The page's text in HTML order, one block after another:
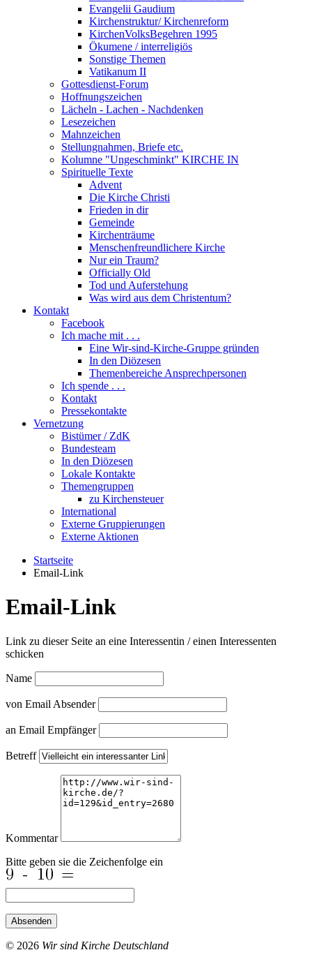
Evangelii Gaudium
Kirchenstruktur/ Kirchenreform
KirchenVolksBegehren 1995
Ökumene / interreligiös
Sonstige Themen
Vatikanum II
Gottesdienst-Forum
Hoffnungszeichen
Lächeln - Lachen - Nachdenken
Lesezeichen
Mahnzeichen
Stellungnahmen, Briefe etc.
Kolumne "Ungeschminkt" KIRCHE IN
Spirituelle Texte
Advent
Die Kirche Christi
Frieden in dir
Gemeinde
Kirchenträume
Menschenfreundlichere Kirche
Nur ein Traum?
Officially Old
Tod und Auferstehung
Was wird aus dem Christentum?
Kontakt
Facebook
Ich mache mit . . .
Eine Wir-sind-Kirche-Gruppe gründen
In den Diözesen
Themenbereiche Ansprechpersonen
Ich spende . . .
Kontakt
Pressekontakte
Vernetzung
Bistümer / ZdK
Bundesteam
In den Diözesen
Lokale Kontakte
Themengruppen
zu Kirchensteuer
International
Externe Gruppierungen
Externe Aktionen
Startseite
Email-Link
Email-Link
Link zu dieser Seite an eine Interessentin / einen Interessenten
schicken
Name
von Email Absender
an Email Empfänger
Betreff
Kommentar
Bitte geben sie die Zeichenfolge ein
Absenden
© 2026 Wir sind Kirche Deutschland